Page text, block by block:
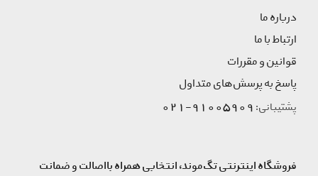
درباره ما
ارتباط با ما
قوانین و مقررات
پاسخ به پرسش‌های متداول
پشتیبانی:91005909-021
فروشگاه اینترنتی تگ‌موند، انتخابی همراه بااصالت و ضمانت